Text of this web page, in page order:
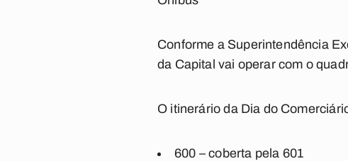
Conforme a Superintendência
da Capital vai operar com o
O itinerário da Dia do
600 – coberta pela 601